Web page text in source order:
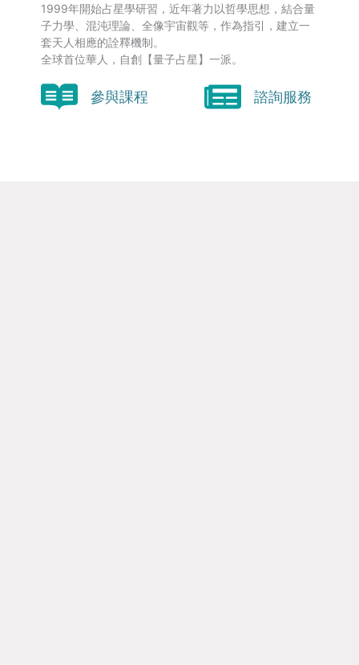
1999年開始占星學研習，近年著力以哲學思想，結合量
子力學、混沌理論、全像宇宙觀等，作為指引，建立一
套天人相應的詮釋機制。
全球首位華人，自創【量子占星】一派。
參與課程 諮詢服務